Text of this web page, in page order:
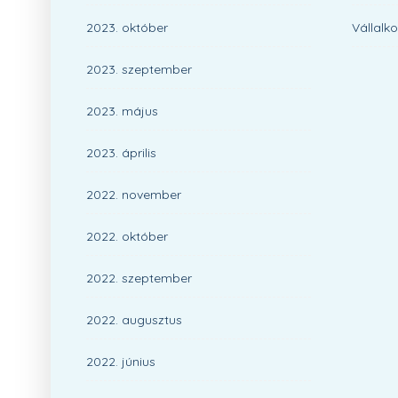
2023. október
2023. szeptember
2023. május
2023. április
2022. november
2022. október
2022. szeptember
2022. augusztus
2022. június